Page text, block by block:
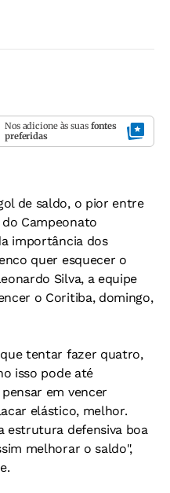
Nos adicione às suas fontes
preferidas
de saldo, o pior entre
Campeonato
importância dos
quer esquecer o
Silva, a equipe
o Coritiba, domingo,
tentar fazer quatro,
isso pode até
em vencer
elástico, melhor.
estrutura defensiva boa
melhorar o saldo",